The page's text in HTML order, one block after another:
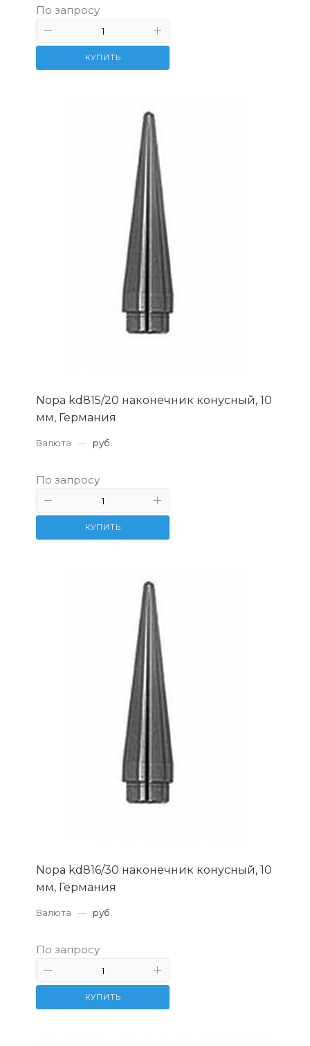
По запросу
КУПИТЬ
Nopa kd815/20 наконечник конусный, 10
мм, Германия
Валюта — руб.
По запросу
КУПИТЬ
Nopa kd816/30 наконечник конусный, 10
мм, Германия
Валюта — руб.
По запросу
КУПИТЬ